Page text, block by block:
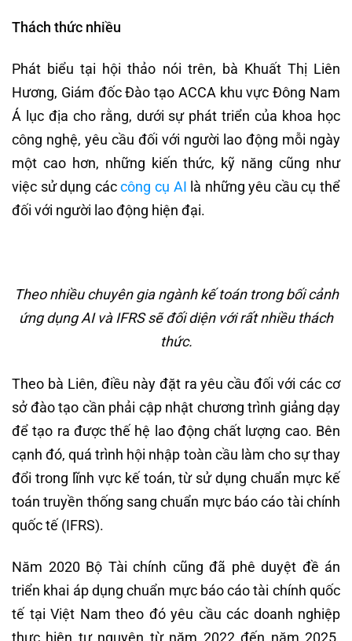
Thách thức nhiều
Phát biểu tại hội thảo nói trên, bà Khuất Thị Liên
Hương, Giám đốc Đào tạo ACCA khu vực Đông Nam
Á lục địa cho rằng, dưới sự phát triển của khoa học
công nghệ, yêu cầu đối với người lao động mỗi ngày
một cao hơn, những kiến thức, kỹ năng cũng như
việc sử dụng cáccông cụ AI là những yêu cầu cụ thể
đối với người lao động hiện đại.
Theo nhiều chuyên gia ngành kế toán trong bối cảnh
ứng dụng AI và IFRS sẽ đối diện với rất nhiều thách
thức.
Theo bà Liên, điều này đặt ra yêu cầu đối với các cơ
sở đào tạo cần phải cập nhật chương trình giảng dạy
để tạo ra được thế hệ lao động chất lượng cao. Bên
cạnh đó, quá trình hội nhập toàn cầu làm cho sự thay
đổi trong lĩnh vực kế toán, từ sử dụng chuẩn mực kế
toán truyền thống sang chuẩn mực báo cáo tài chính
quốc tế (IFRS).
Năm 2020 Bộ Tài chính cũng đã phê duyệt đề án
triển khai áp dụng chuẩn mực báo cáo tài chính quốc
tế tại Việt Nam theo đó yêu cầu các doanh nghiệp
thực hiện tự nguyện từ năm 2022 đến năm 2025.